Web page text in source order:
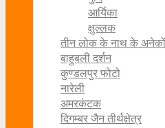
आर्यिका
क्षुल्लक
तीन लोक के नाथ के
बाहुबली दर्शन
कुण्डलपुर फोटो
नारेली
अमरकंटक
दिगम्बर जैन तीर्थक्षेत्र